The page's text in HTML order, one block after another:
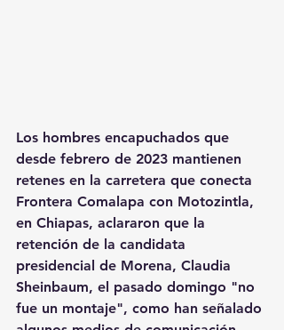
Los hombres encapuchados que
desde febrero de 2023 mantienen
retenes en la carretera que conecta
Frontera Comalapa con Motozintla,
en Chiapas, aclararon que la
retención de la candidata
presidencial de Morena, Claudia
Sheinbaum, el pasado domingo "no
fue un montaje", como han señalado